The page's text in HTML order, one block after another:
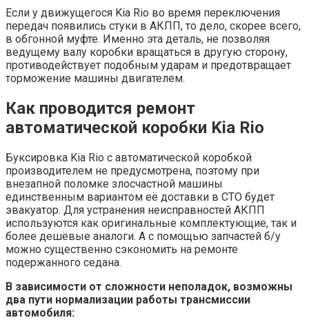
Если у движущегося Kia Rio во время переключения
передач появились стуки в АКПП, то дело, скорее всего,
в обгонной муфте. Именно эта деталь, не позволяя
ведущему валу коробки вращаться в другую сторону,
противодействует подобным ударам и предотвращает
торможение машины двигателем.
Как проводится ремонт
автоматической коробки Kia Rio
Буксировка Kia Rio с автоматической коробкой
производителем не предусмотрена, поэтому при
внезапной поломке злосчастной машины
единственным вариантом её доставки в СТО будет
эвакуатор. Для устранения неисправностей АКПП
используются как оригинальные комплектующие, так и
более дешёвые аналоги. А с помощью запчастей б/у
можно существенно сэкономить на ремонте
подержанного седана.
В зависимости от сложности неполадок, возможны
два пути нормализации работы трансмиссии
автомобиля: